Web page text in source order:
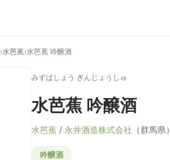
›水芭蕉›水芭蕉 吟醸酒
みずばしょう ぎんじょうしゅ
水芭蕉 吟醸酒
水芭蕉 / 永井酒造株式会社 （群馬県）
吟醸酒